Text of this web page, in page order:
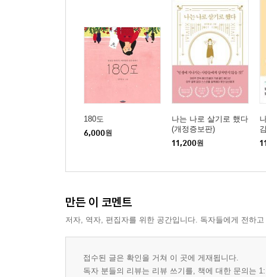
180도
6,000원
나는 나로 살기로 했다
(개정증보판)
11,200원
만든 이 코멘트
저자, 역자, 편집자를 위한 공간입니다. 독자들에게 전하
접수된 글은 확인을 거쳐 이 곳에 게재됩니다.
독자 분들의 리뷰는 리뷰 쓰기를, 책에 대한 문의는